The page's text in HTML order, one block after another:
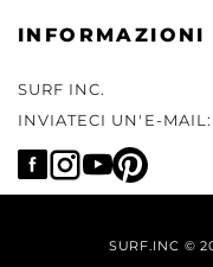
INFORMAZIONI
SURF INC.
INVIATECI UN'E-MAIL:
SURF.INC ©